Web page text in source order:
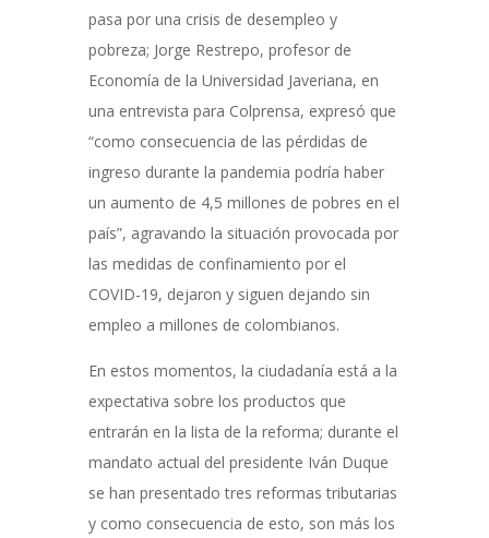
pasa por una crisis de desempleo y
pobreza; Jorge Restrepo, profesor de
Economía de la Universidad Javeriana, en
una entrevista para Colprensa, expresó que
“como consecuencia de las pérdidas de
ingreso durante la pandemia podría haber
un aumento de 4,5 millones de pobres en el
país”, agravando la situación provocada por
las medidas de confinamiento por el
COVID-19, dejaron y siguen dejando sin
empleo a millones de colombianos.
En estos momentos, la ciudadanía está a la
expectativa sobre los productos que
entrarán en la lista de la reforma; durante el
mandato actual del presidente Iván Duque
se han presentado tres reformas tributarias
y como consecuencia de esto, son más los